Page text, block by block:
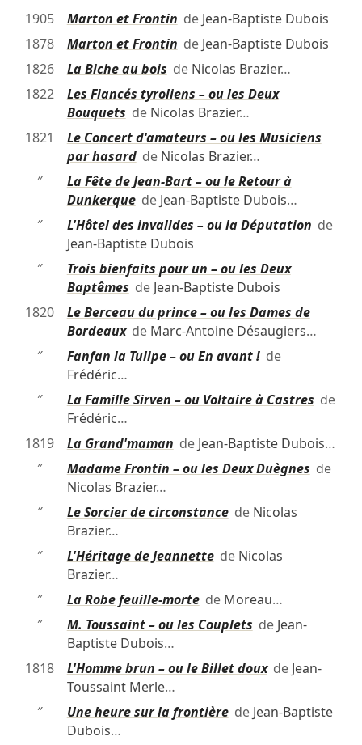
1905
Marton et Frontin de Jean-Baptiste Dubois
1878
Marton et Frontin de Jean-Baptiste Dubois
1826
La Biche au bois de Nicolas Brazier…
1822
Les Fiancés tyroliens – ou les Deux
Bouquets de Nicolas Brazier…
1821
Le Concert d'amateurs – ou les Musiciens
par hasardde Nicolas Brazier…
″
La Fête de Jean-Bart – ou le Retour à
Dunkerquede Jean-Baptiste Dubois…
″
L'Hôtel des invalides – ou la Députation de
Jean-Baptiste Dubois
″
Trois bienfaits pour un – ou les Deux
Baptêmes de Jean-Baptiste Dubois
1820
Le Berceau du prince – ou les Dames de
Bordeauxde Marc-Antoine Désaugiers…
″
Fanfan la Tulipe – ou En avant !de
Frédéric…
″
La Famille Sirven – ou Voltaire à Castres de
Frédéric…
1819
La Grand'maman de Jean-Baptiste Dubois…
″
Madame Frontin – ou les Deux Duègnes de
Nicolas Brazier…
″
Le Sorcier de circonstancede Nicolas
Brazier…
″
L'Héritage de Jeannettede Nicolas
Brazier…
″
La Robe feuille-mortede Moreau…
″
M. Toussaint – ou les Couplets de Jean-
Baptiste Dubois…
1818
L'Homme brun – ou le Billet douxde Jean-
Toussaint Merle…
″
Une heure sur la frontièrede Jean-Baptiste
Dubois…